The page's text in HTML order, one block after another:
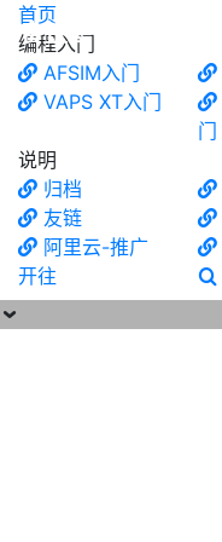
食铁兽
首页
编程入门
AFSIM入门
VAPS XT入门
门
说明
归档
友链
阿里云-推广
开往